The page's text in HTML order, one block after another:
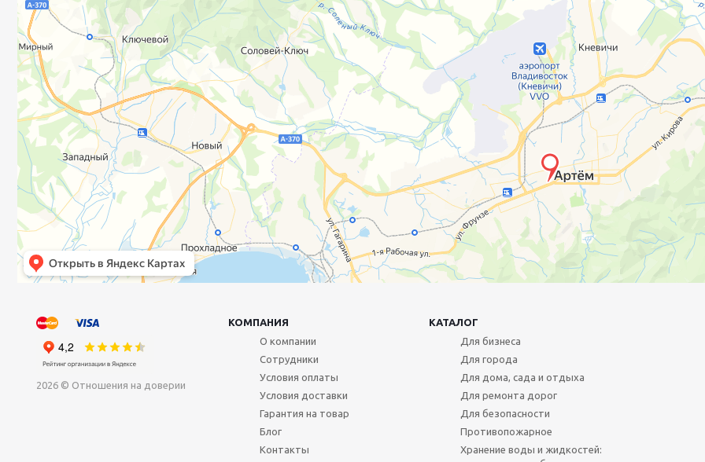
2026 © Отношения на доверии
КОМПАНИЯ
КАТАЛОГ
О компании
Сотрудники
Условия оплаты
Условия доставки
Гарантия на товар
Блог
Контакты
Для бизнеса
Для города
Для дома, сада и отдыха
Для ремонта дорог
Для безопасности
Противопожарное
Хранение воды и жидкостей: